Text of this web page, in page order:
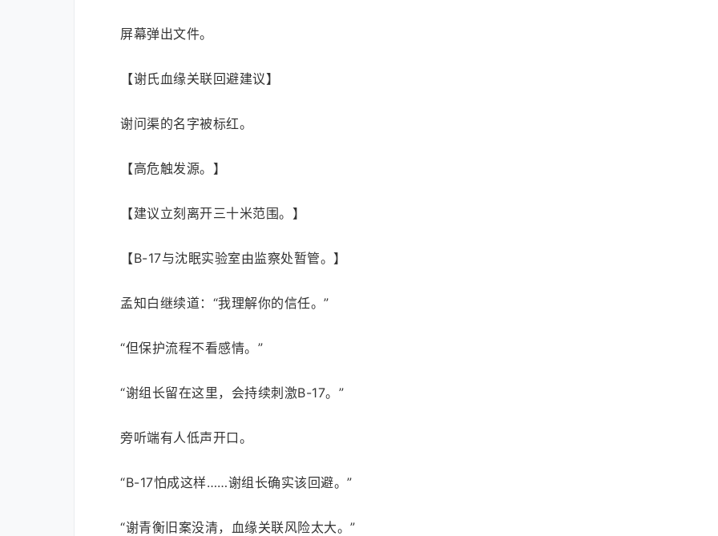
屏幕弹出文件。
【谢氏血缘关联回避建议】
谢问渠的名字被标红。
【高危触发源。】
【建议立刻离开三十米范围。】
【B-17与沈眠实验室由监察处暂管。】
孟知白继续道：“我理解你的信任。”
“但保护流程不看感情。”
“谢组长留在这里，会持续刺激B-17。”
旁听端有人低声开口。
“B-17怕成这样……谢组长确实该回避。”
“谢青衡旧案没清，血缘关联风险太大。”